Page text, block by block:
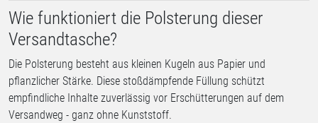
Wie funktioniert die Polsterung dieser
Versandtasche?
Die Polsterung besteht aus kleinen Kugeln aus Papier und
pflanzlicher Stärke. Diese stoßdämpfende Füllung schützt
empfindliche Inhalte zuverlässig vor Erschütterungen auf dem
Versandweg - ganz ohne Kunststoff.